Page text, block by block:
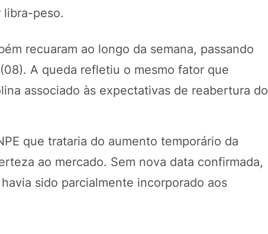
libra-peso.
recuaram ao longo da semana, passando
A queda refletiu o mesmo fator que
associado às expectativas de reabertura do
que trataria do aumento temporário da
ao mercado. Sem nova data confirmada,
sido parcialmente incorporado aos